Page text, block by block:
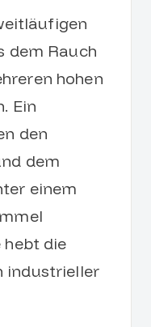
dem Rauch
hohen
Ein
den
dem
einem
hebt die
industrieller